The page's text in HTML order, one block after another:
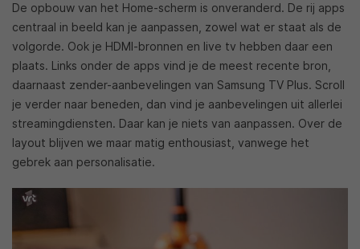
De opbouw van het Home-scherm is onveranderd. De rij apps
centraal in beeld kan je aanpassen, zowel wat er staat als de
volgorde. Ook je HDMI-bronnen en live tv hebben daar een
plaats. Links onder de apps vind je de meest recente bron,
daarnaast zender-aanbevelingen van Samsung TV Plus. Scroll
je verder naar beneden, dan vind je aanbevelingen uit allerlei
streamingdiensten. Daar kan je niets van aanpassen. Over de
layout blijven we maar matig enthousiast, vanwege het
gebrek aan personalisatie.